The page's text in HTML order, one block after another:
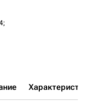
Характеристики